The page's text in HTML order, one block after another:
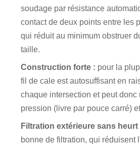
soudage par résistance
contact de deux points entre les
qui réduit au minimum obstruer
taille.
Construction forte : pour la
fil de cale est autosuffisant en
chaque intersection et peut donc
pression (livre par pouce carré)
Filtration extérieure sans heurt
bonne de filtration, qui réduisent